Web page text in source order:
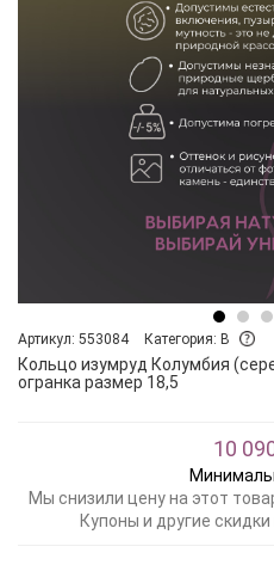
Артикул: 553084 Категория: B
Кольцо изумруд Колумбия
огранка размер 18,5
10
Мы снизили цену на этот
Купоны и другие